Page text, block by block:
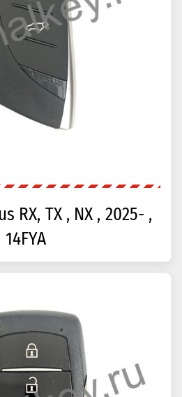
RX, TX , NX , 2025- ,
14FYA